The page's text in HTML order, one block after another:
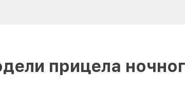
Ремонт
прицела